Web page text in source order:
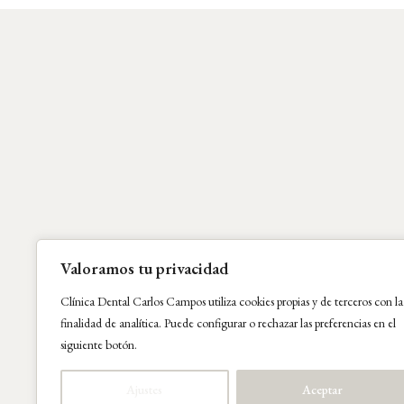
Valoramos tu privacidad
Clínica Dental Carlos Campos utiliza cookies propias y de terceros con la
finalidad de analítica. Puede configurar o rechazar las preferencias en el
siguiente botón.
Aceptar